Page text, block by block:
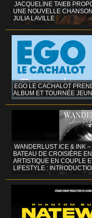
JACQUELINE TAIEB
UNE NOUVELLE
JULIA LAVILLE
EGO LE CACHALOT
ALBUM ET TOURNÉE
WANDERLUST ICE & INK
BATEAU DE CROISIÈRE
ARTISTIQUE EN COUPLE
LIFESTYLE :